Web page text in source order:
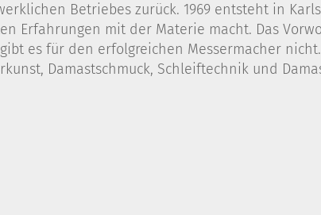
Betriebes zurück. 1969 entsteht in
Erfahrungen mit der Materie macht. Das
es für den erfolgreichen Messermacher
Damastschmuck, Schleiftechnik und